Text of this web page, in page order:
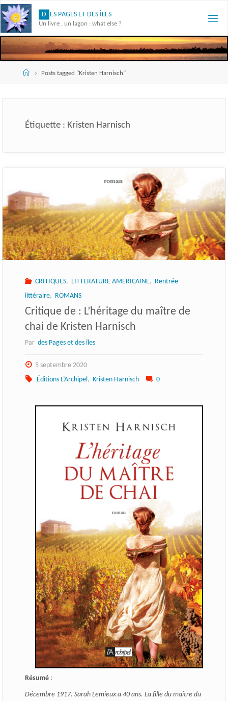
Skip
to
content
D ES PAGES ET DES ÎLES
Un livre , un lagon : what else ?
AccueilPosts tagged "Kristen Harnisch"
Étiquette : Kristen Harnisch
CRITIQUES, LITTERATURE AMERICAINE, Rentrée
littéraire, ROMANS
Critique de : L’héritage du maître de
chai de Kristen Harnisch
Par des Pages et des îles
5 septembre 2020
Éditions L’Archipel , Kristen Harnisch 0
Résumé:
Décembre 1917. Sarah Lemieux a 40 ans. La fille du maître du